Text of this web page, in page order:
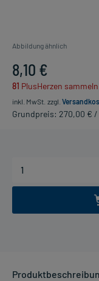
Abbildung ähnlich
8,10 €
81 PlusHerzen sammeln
inkl. MwSt. zzgl.
Grundpreis: 270,00 € /